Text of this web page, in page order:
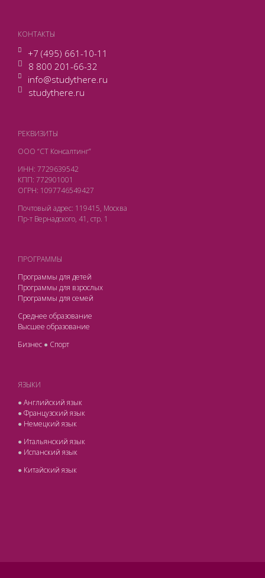
КОНТАКТЫ
+7 (495) 661-10-11
8 800 201-66-32
info@studythere.ru
studythere.ru
РЕКВИЗИТЫ
ООО “СТ Консалтинг”
ИНН: 7729639542
КПП: 772901001
ОГРН: 1097746549427
Почтовый адрес: 119415, Москва
Пр-т Вернадского, 41, стр. 1
ПРОГРАММЫ
Программы для детей
Программы для взрослых
Программы для семей
Среднее образование
Высшее образование
Бизнес ● Спорт
ЯЗЫКИ
●Английский язык
●Французский язык
● Немецкий язык
● Итальянский язык
● Испанский язык
● Китайский язык